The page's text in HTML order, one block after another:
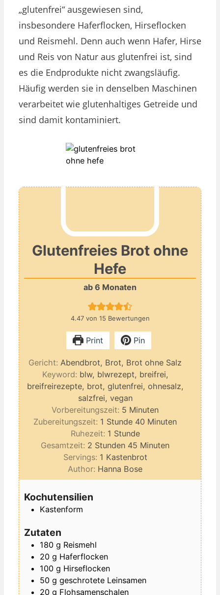
„glutenfrei“ ausgewiesen sind,
insbesondere Haferflocken, Hirseflocken
und Reismehl. Denn auch wenn Hafer, Hirse
und Reis von Natur aus glutenfrei ist, sind
es die Endprodukte nicht zwangsläufig.
Häufig werden sie in denselben Maschinen
verarbeitet wie glutenhaltiges Getreide und
sind damit kontaminiert.
Glutenfreies Brot ohne
Hefe
ab 6 Monaten
4.47von 15 Bewertungen
Print Pin
Gericht: Abendbrot, Brot, Brot ohne Salz
Keyword: blw, blwrezept, breifrei,
breifreirezepte, brot, glutenfrei, ohnesalz,
salzfrei, vegan
Vorbereitungszeit: 5 Minuten
Minuten
Zubereitungszeit: 1 Stunde
Stunde 40 Minuten
Minuten
Ruhezeit: 1 Stunde
Stunde
Gesamtzeit: 2 Stunden
Stunden 45 Minuten
Minuten
Servings: 1 Kastenbrot
Author: Hanna Bose
Kochutensilien
Kastenform
Zutaten
180 g Reismehl
20 g Haferflocken
100 g Hirseflocken
50 g geschrotete Leinsamen
20 g Flohsamenschalen